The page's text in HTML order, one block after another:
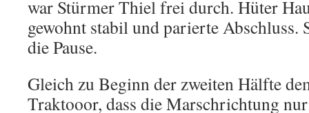
war Stürmer Thiel frei durch. Hüter
gewohnt stabil und parierte Abschluss.
die Pause.
Gleich zu Beginn der zweiten Hälfte
Traktooor, dass die Marschrichtung